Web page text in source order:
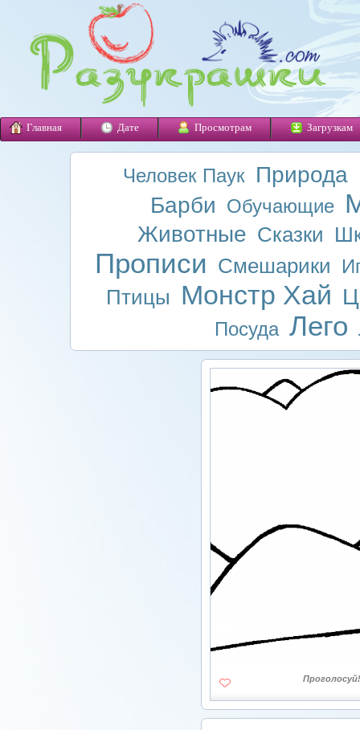
Главная Дате Просмотрам Загрузкам
Человек Паук Природа
Барби Обучающие
Животные Сказки
Прописи Смешарики
Птицы Монстр Хай
Посуда Лего
Проголосуй!